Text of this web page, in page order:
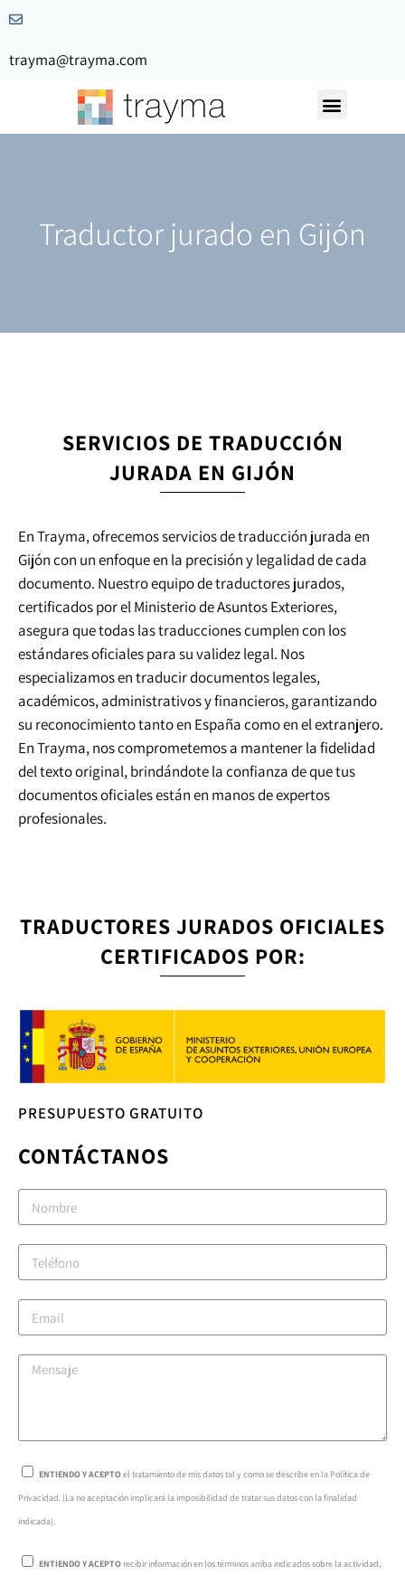
trayma@trayma.com
Traductor jurado en Gijón
SERVICIOS DE TRADUCCIÓN
JURADA EN GIJÓN
En Trayma, ofrecemos servicios de traducción jurada en
Gijón con un enfoque en la precisión y legalidad de cada
documento. Nuestro equipo de traductores jurados,
certificados por el Ministerio de Asuntos Exteriores,
asegura que todas las traducciones cumplen con los
estándares oficiales para su validez legal. Nos
especializamos en traducir documentos legales,
académicos, administrativos y financieros, garantizando
su reconocimiento tanto en España como en el extranjero.
En Trayma, nos comprometemos a mantener la fidelidad
del texto original, brindándote la confianza de que tus
documentos oficiales están en manos de expertos
profesionales.
TRADUCTORES JURADOS OFICIALES
CERTIFICADOS POR:
PRESUPUESTO GRATUITO
CONTÁCTANOS
ENTIENDO Y ACEPTOel tratamiento de mis datos tal y como se describe en la Política de
Privacidad. (La no aceptación implicará la imposibilidad de tratar sus datos con la finalidad
indicada).
ENTIENDO Y ACEPTO recibir información en los términos arriba indicados sobre la actividad,